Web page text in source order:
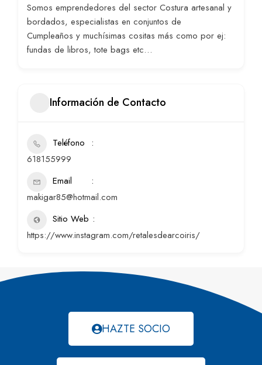
Somos emprendedores del sector Costura artesanal y
bordados, especialistas en conjuntos de
Cumpleaños y muchísimas cositas más como por ej:
fundas de libros, tote bags etc…
Información de Contacto
Teléfono
618155999
Email
makigar85@hotmail.com
Sitio Web
https://www.instagram.com/retalesdearcoiris/
HAZTE SOCIO